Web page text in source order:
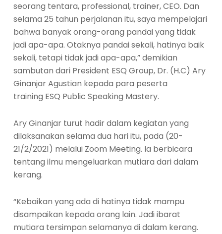
seorang tentara, professional, trainer, CEO. Dan
selama 25 tahun perjalanan itu, saya mempelajari
bahwa banyak orang-orang pandai yang tidak
jadi apa-apa. Otaknya pandai sekali, hatinya baik
sekali, tetapi tidak jadi apa-apa,” demikian
sambutan dari President ESQ Group, Dr. (H.C) Ary
Ginanjar Agustian kepada para peserta
training ESQ Public Speaking Mastery.
Ary Ginanjar turut hadir dalam kegiatan yang
dilaksanakan selama dua hari itu, pada (20-
21/2/2021) melalui Zoom Meeting. Ia berbicara
tentang ilmu mengeluarkan mutiara dari dalam
kerang.
“Kebaikan yang ada di hatinya tidak mampu
disampaikan kepada orang lain. Jadi ibarat
mutiara tersimpan selamanya di dalam kerang.